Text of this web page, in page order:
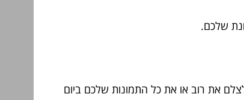
שלכם.
את רוב או את כל התמונות שלכם ביום